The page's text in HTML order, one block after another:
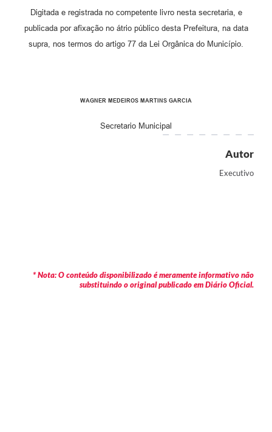
Digitada e registrada no competente livro nesta secretaria, e
publicada por afixação no átrio público desta Prefeitura, na data
supra, nos termos do artigo 77 da Lei Orgânica do Município.
WAGNER MEDEIROS MARTINS GARCIA
Secretario Municipal
Autor
Executivo
* Nota: O conteúdo disponibilizado é meramente informativo não
substituindo o original publicado em Diário Oficial.